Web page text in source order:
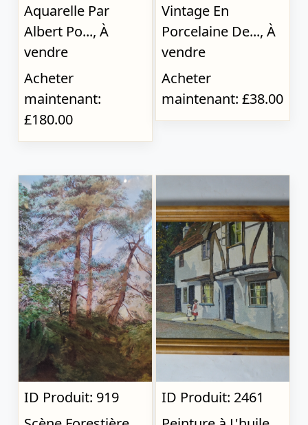
Aquarelle Par
Albert Po..., À
vendre
Acheter
maintenant:
£180.00
Vintage En
Porcelaine De..., À
vendre
Acheter
maintenant: £38.00
ID Produit: 919
ID Produit: 2461